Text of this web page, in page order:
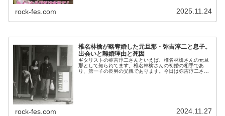
rock-fes.com 2025.11.24
椎名林檎が略奪婚した元旦那・弥吉淳二と息子。
出会いと離婚理由と死因
ギタリストの弥吉淳二さんといえば、椎名林檎さんの元旦
那として知られてます。椎名林檎さんの初婚の相手であ
り、第一子の長男の父親であります。今日は弥吉淳二さん
rock-fes.com 2024.11.27